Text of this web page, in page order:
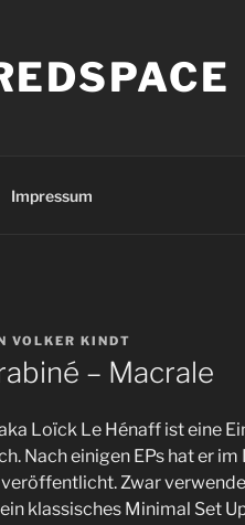
Impressum
VOLKER KINDT
– Macrale
Loïck Le Hénaff ist eine
Nach einigen EPs hat er
veröffentlicht. Zwar
klassisches Minimal Set